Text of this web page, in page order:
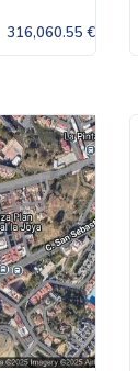
316,060.55 €